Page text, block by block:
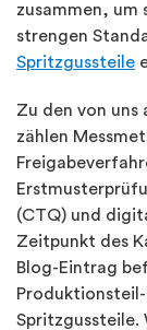
zusammen, um
strengen
Spritzgussteile
Zu den von
zählen
(CTQ) und
Zeitpunkt des
Blog-Eintrag
Spritzgussteile.